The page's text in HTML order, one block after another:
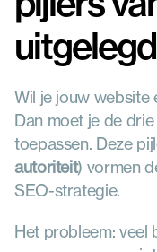
uitgelegd
Wil je jouw website
Dan moet je de
toepassen. Deze
autoriteit) vormen
SEO-strategie.
Het probleem: veel